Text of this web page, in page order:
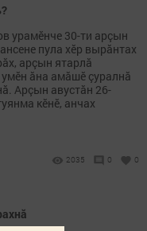
урамӗнче 30-ти арçын
пула хӗр вырăнтах
арçын ятарлă
ăна амăшӗ çуралнă
Арçын авустăн 26-
кӗнӗ, анчах
2035 0 0